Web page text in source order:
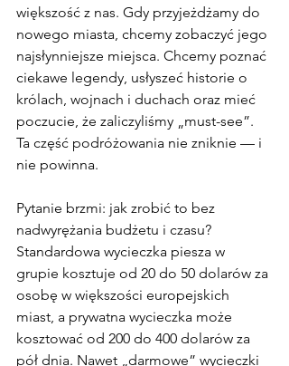
większość z nas. Gdy przyjeżdżamy do
nowego miasta, chcemy zobaczyć jego
najsłynniejsze miejsca. Chcemy poznać
ciekawe legendy, usłyszeć historie o
królach, wojnach i duchach oraz mieć
poczucie, że zaliczyliśmy „must-see”.
Ta część podróżowania nie zniknie — i
nie powinna.
Pytanie brzmi: jak zrobić to bez
nadwyrężania budżetu i czasu?
Standardowa wycieczka piesza w
grupie kosztuje od 20 do 50 dolarów za
osobę w większości europejskich
miast, a prywatna wycieczka może
kosztować od 200 do 400 dolarów za
pół dnia. Nawet „darmowe” wycieczki